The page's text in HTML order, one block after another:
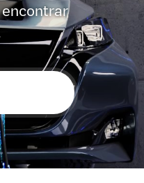
encontrar